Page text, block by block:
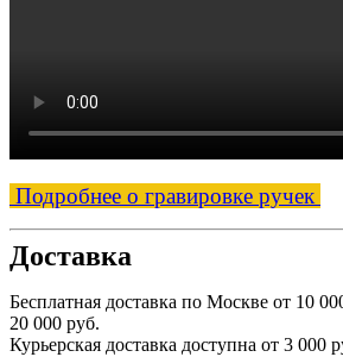
Подробнее о гравировке ручек
Доставка
Бесплатная доставка по Москве от 10
20 000 руб.
Курьерская доставка доступна от 3 000